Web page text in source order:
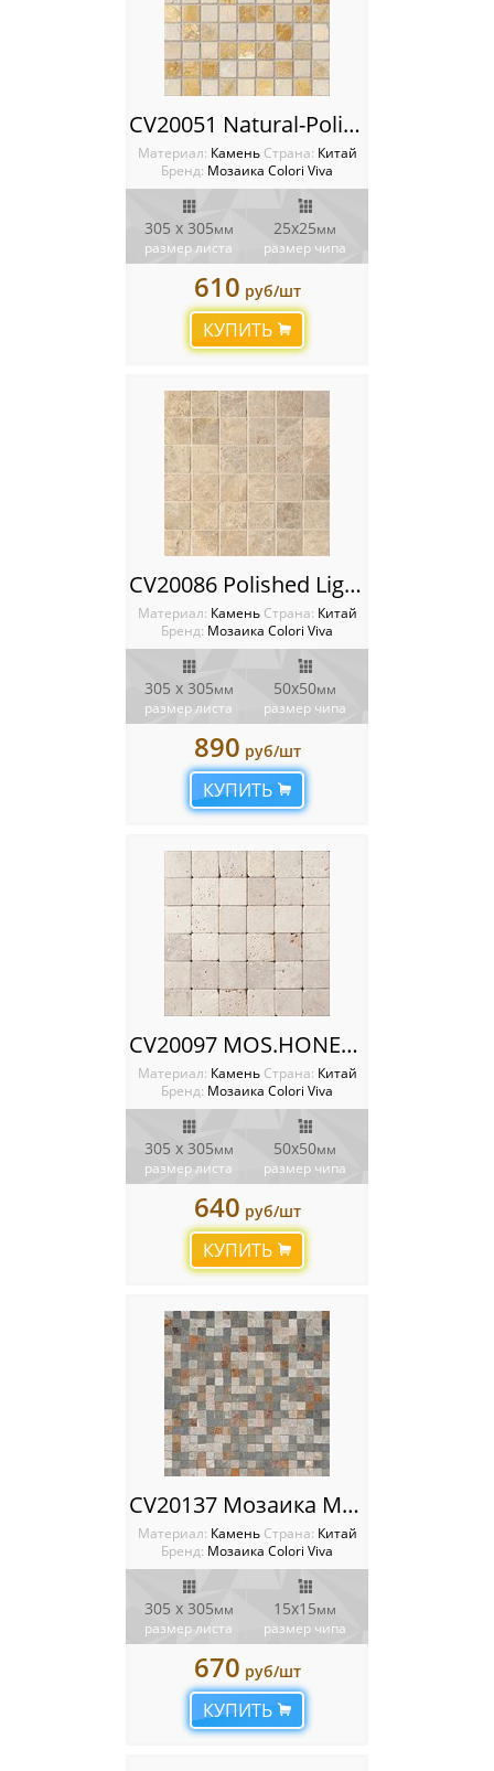
CV20051 Natural-Polished Golden Travertin 2.5x2.5 Мозаика Colori Viva Natural Stone
Материал: Камень Cтрана: Китай
Бренд: Мозаика Colori Viva
305 х 305мм
размер листа
25х25мм
размер чипа
610 руб/шт
КУПИТЬ
CV20086 Polished Light Emperador 5x5 Мозаика Colori Viva
Материал: Камень Cтрана: Китай
Бренд: Мозаика Colori Viva
305 х 305мм
размер листа
50х50мм
размер чипа
890 руб/шт
КУПИТЬ
CV20097 MOS.HONED 5X5 30.5X30.5 Мозаика Colori Viva Natural Stone
Материал: Камень Cтрана: Китай
Бренд: Мозаика Colori Viva
305 х 305мм
размер листа
50х50мм
размер чипа
640 руб/шт
КУПИТЬ
CV20137 Мозаика Mos. Mix Natural. 1.5x1.5 30.5x30.5 Colori Viva Natural Stone
Материал: Камень Cтрана: Китай
Бренд: Мозаика Colori Viva
305 х 305мм
размер листа
15х15мм
размер чипа
670 руб/шт
КУПИТЬ